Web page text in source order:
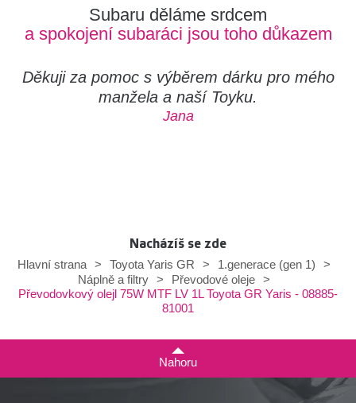
Subaru děláme srdcem
a spokojení subaráci jsou toho důkazem
Děkuji za pomoc s výběrem dárku pro mého
manžela a naší Toyku.
Jana
Nacházíš se zde
Hlavní strana > Toyota Yaris GR > 1.generace (gen 1)
>
Náplně a filtry > Převodové oleje >
Převodovkový olejl 75W MTF LV 1L Toyota GR Yaris - 08885-
81001
Nahoru